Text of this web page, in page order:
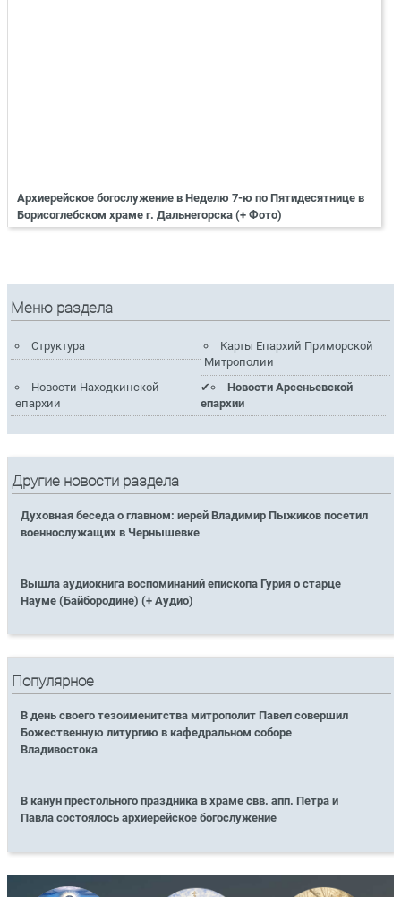
Архиерейское богослужение в Неделю 7-ю по Пятидесятнице в
Борисоглебском храме г. Дальнегорска (+ Фото)
Меню раздела
Структура
Карты Епархий Приморской
Митрополии
Новости Находкинской
епархии
Новости Арсеньевской
епархии
Другие новости раздела
Духовная беседа о главном: иерей Владимир Пыжиков посетил
военнослужащих в Чернышевке
Вышла аудиокнига воспоминаний епископа Гурия о старце
Науме (Байбородине) (+ Аудио)
Популярное
В день своего тезоименитства митрополит Павел совершил
Божественную литургию в кафедральном соборе
Владивостока
В канун престольного праздника в храме свв. апп. Петра и
Павла состоялось архиерейское богослужение